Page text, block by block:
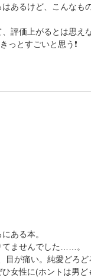
あるけど、こんなも
評価上がるとは思え
っとすごいと思う❗️
ある本。
てませんでした……。
が痛い。純愛どろど
女性に(ホントは男ど